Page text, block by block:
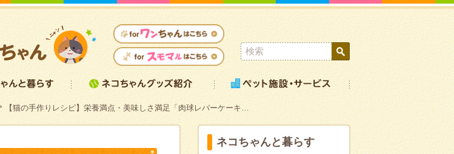
【猫の手作りレシピ】栄養満点・美味しさ満足「肉球レバーケーキ…
ネコちゃんと暮らす